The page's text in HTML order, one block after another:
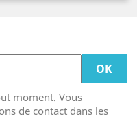
moment. Vous
de contact dans les